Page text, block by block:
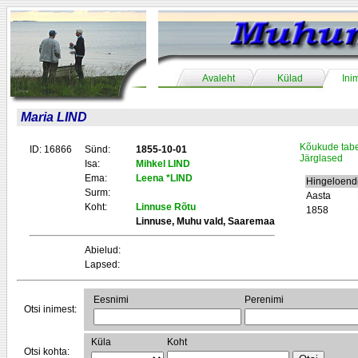
Avaleht Külad
Maria LIND
ID: 16866 Sünd:
1855-10-01
Isa:
Mihkel LIND
Ema:
Leena *LIND
Surm:
Koht:
Linnuse Rõtu
Linnuse, Muhu vald, Saaremaa
Abielud:
Lapsed:
Kõukude
Järglased
Aasta
1858
Otsi inimest:
Eesnimi Perenimi
Otsi kohta:
Küla Koht